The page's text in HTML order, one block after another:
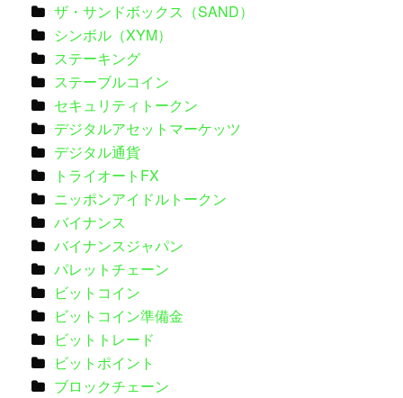
ザ・サンドボックス（SAND）
シンボル（XYM）
ステーキング
ステーブルコイン
セキュリティトークン
デジタルアセットマーケッツ
デジタル通貨
トライオートFX
ニッポンアイドルトークン
バイナンス
バイナンスジャパン
パレットチェーン
ビットコイン
ビットコイン準備金
ビットトレード
ビットポイント
ブロックチェーン